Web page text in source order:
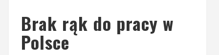
Brak rąk do pracy w
Polsce